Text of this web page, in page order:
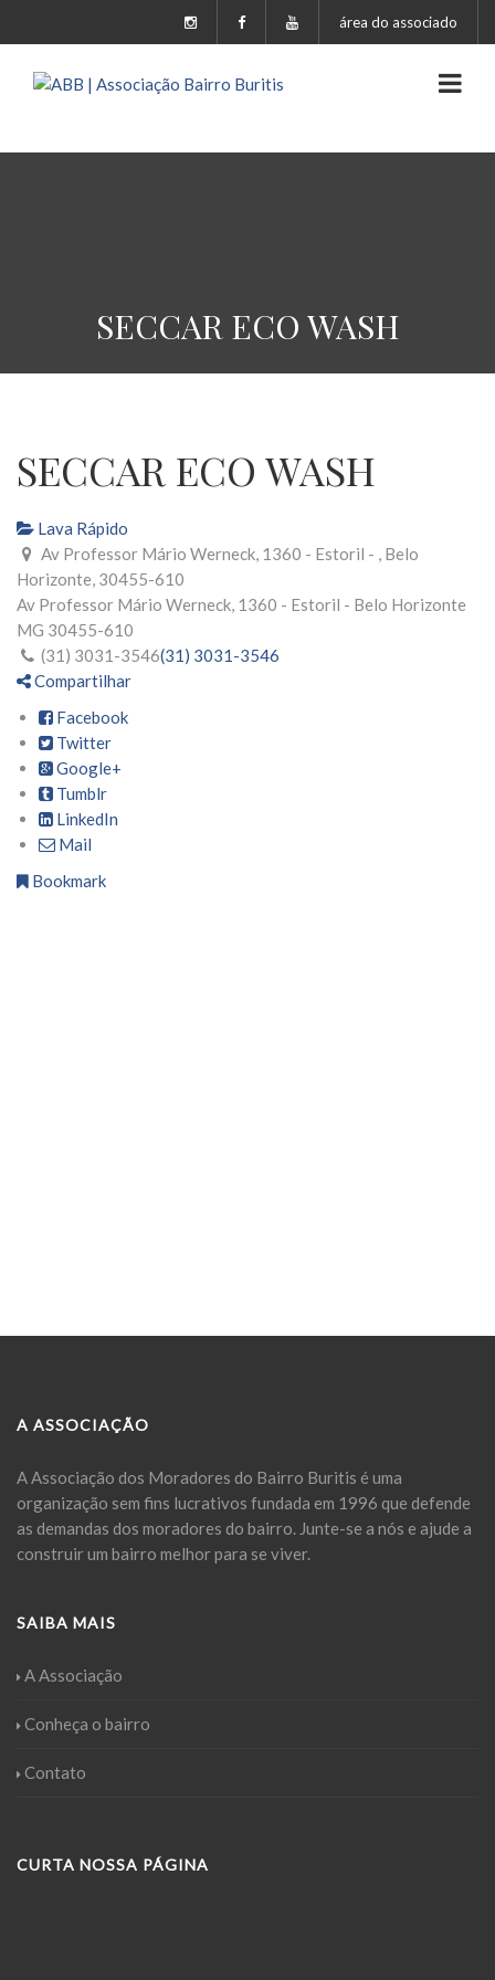
área do associado
SECCAR ECO WASH
SECCAR ECO WASH
Lava Rápido
Av Professor Mário Werneck, 1360 - Estoril - , Belo
Horizonte, 30455-610
Av Professor Mário Werneck, 1360 - Estoril - Belo Horizonte
MG 30455-610
(31) 3031-3546(31) 3031-3546
Compartilhar
Facebook
Twitter
Google+
Tumblr
LinkedIn
Mail
Bookmark
A ASSOCIAÇÃO
A Associação dos Moradores do Bairro Buritis é uma
organização sem fins lucrativos fundada em 1996 que defende
as demandas dos moradores do bairro. Junte-se a nós e ajude a
construir um bairro melhor para se viver.
SAIBA MAIS
A Associação
Conheça o bairro
Contato
CURTA NOSSA PÁGINA